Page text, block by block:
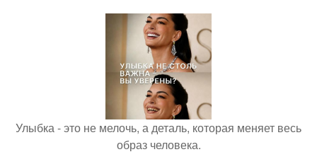
Улыбка - это не мелочь, а деталь, которая меняет весь
образ человека.